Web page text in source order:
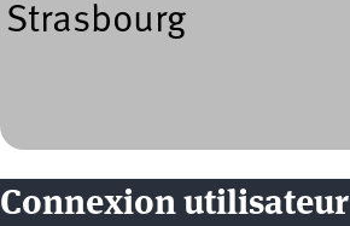
Strasbourg
Connexion utilisateur